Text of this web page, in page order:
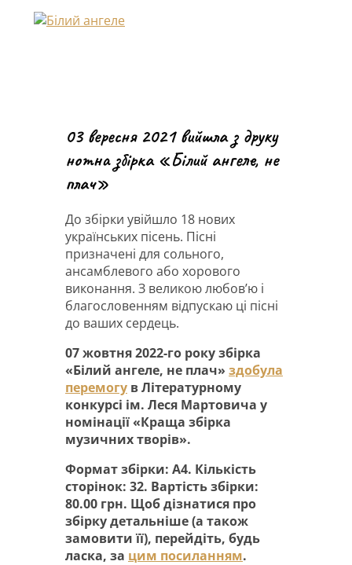
03 вересня 2021 вийшла з друку
нотна збірка «Білий ангеле, не
плач»
До збірки увійшло 18 нових
українських пісень. Пісні
призначені для сольного,
ансамблевого або хорового
виконання. З великою любов’ю і
благословенням відпускаю ці пісні
до ваших сердець.
07 жовтня 2022-го року збірка
«Білий ангеле, не плач» здобула
перемогу в Літературному
конкурсі ім. Леся Мартовича у
номінації «Краща збірка
музичних творів».
Формат збірки: А4. Кількість
сторінок: 32. Вартість збірки:
80.00 грн. Щоб дізнатися про
збірку детальніше (а також
замовити її), перейдіть, будь
ласка, за цим посиланням.